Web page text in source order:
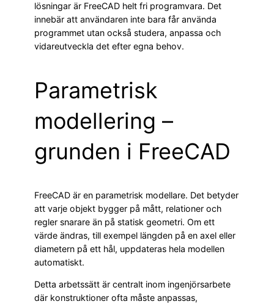
lösningar är FreeCAD helt fri programvara. Det
innebär att användaren inte bara får använda
programmet utan också studera, anpassa och
vidareutveckla det efter egna behov.
Parametrisk
modellering –
grunden i FreeCAD
FreeCAD är en parametrisk modellare. Det betyder
att varje objekt bygger på mått, relationer och
regler snarare än på statisk geometri. Om ett
värde ändras, till exempel längden på en axel eller
diametern på ett hål, uppdateras hela modellen
automatiskt.
Detta arbetssätt är centralt inom ingenjörsarbete
där konstruktioner ofta måste anpassas,